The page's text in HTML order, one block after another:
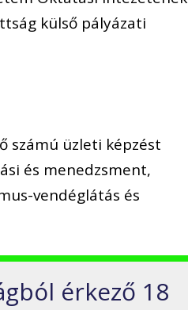
külső pályázati
számú üzleti képzést
és menedzsment,
vendéglátás és
érkező 18